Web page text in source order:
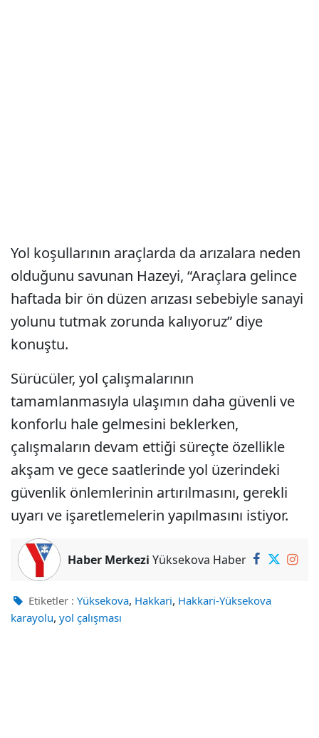
Yol koşullarının araçlarda da arızalara neden
olduğunu savunan Hazeyi, “Araçlara gelince
haftada bir ön düzen arızası sebebiyle sanayi
yolunu tutmak zorunda kalıyoruz” diye
konuştu.
Sürücüler, yol çalışmalarının
tamamlanmasıyla ulaşımın daha güvenli ve
konforlu hale gelmesini beklerken,
çalışmaların devam ettiği süreçte özellikle
akşam ve gece saatlerinde yol üzerindeki
güvenlik önlemlerinin artırılmasını, gerekli
uyarı ve işaretlemelerin yapılmasını istiyor.
Haber Merkezi Yüksekova Haber
Etiketler : Yüksekova, Hakkari, Hakkari-Yüksekova
karayolu, yol çalışması